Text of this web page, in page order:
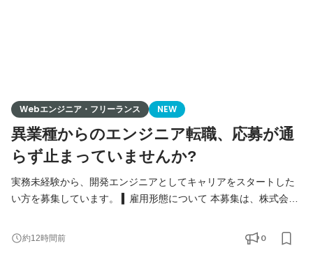
Webエンジニア・フリーランス NEW
異業種からのエンジニア転職、応募が通
らず止まっていませんか?
実務未経験から、開発エンジニアとしてキャリアをスタートした
い方を募集しています。 ▍雇用形態について 本募集は、株式会社
社クライアント先へ常駐勤務となります(常駐の開始時期は、案件
参画が決定したタイミングです)。参画先が決まるまでの間は、専
約12時間前 0